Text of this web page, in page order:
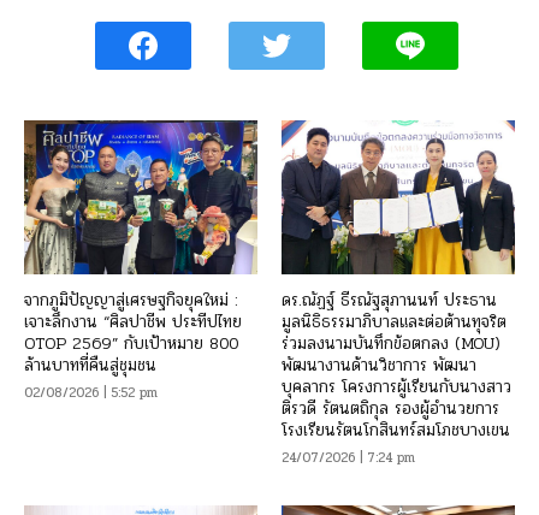
จากภูมิปัญญาสู่เศรษฐกิจยุคใหม่ :
เจาะลึกงาน “ศิลปาชีพ ประทีปไทย
OTOP 2569” กับเป้าหมาย 800
ล้านบาทที่คืนสู่ชุมชน
02/08/2026 | 5:52 pm
ดร.ณัฏฐ์ ธีรณัฐสุภานนท์ ประธาน
มูลนิธิธรรมาภิบาลและต่อต้านทุจริต
ร่วมลงนามบันทึกข้อตกลง (MOU)
พัฒนางานด้านวิชาการ พัฒนา
บุคลากร โครงการผู้เรียนกับนางสาว
ติรวดี รัตนตถิกุล รองผู้อำนวยการ
โรงเรียนรัตนโกสินทร์สมโภชบางเขน
24/07/2026 | 7:24 pm